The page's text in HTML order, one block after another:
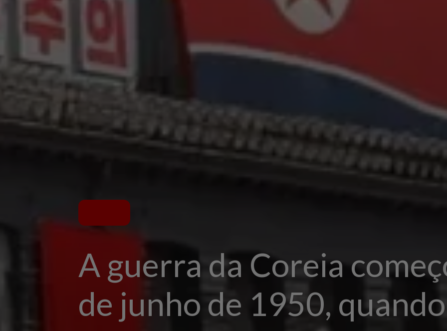
A guerra da Coreia
de junho de 1950,